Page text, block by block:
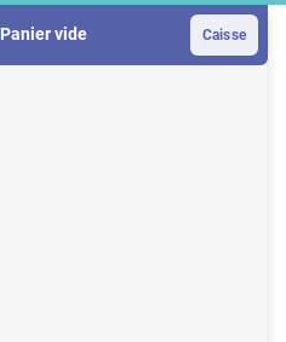
Panier vide